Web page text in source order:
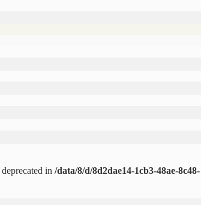
in /data/8/d/8d2dae14-1cb3-48ae-8c48-